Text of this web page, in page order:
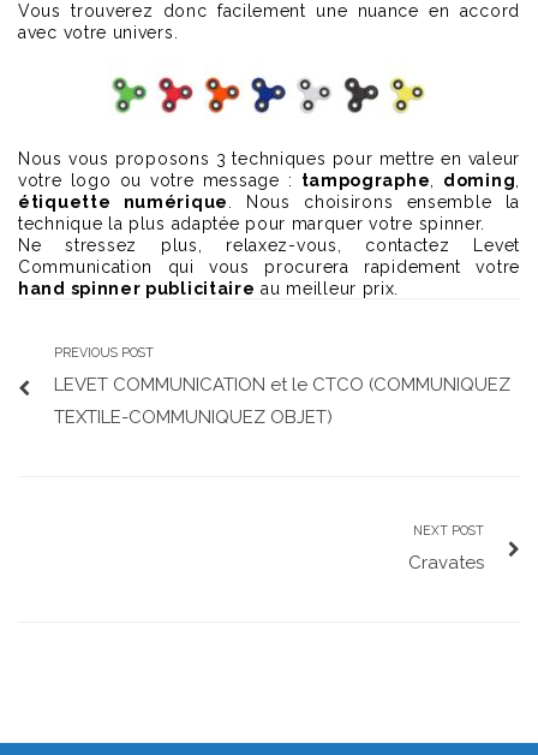
Vous trouverez donc facilement une nuance en accord
avec votre univers.
Nous vous proposons 3 techniques pour mettre en valeur
votre logo ou votre message : tampographe doming
étiquette numérique
. Nous choisirons ensemble la
technique la plus adaptée pour marquer votre spinner.
Ne stressez plus, relaxez-vous, contactez Levet
Communication qui vous procurera rapidement votre
hand spinner publicitaire au meilleur prix.
PREVIOUS POST
LEVET COMMUNICATION et le CTCO (COMMUNIQUEZ
TEXTILE-COMMUNIQUEZ OBJET)
NEXT POST
Cravates